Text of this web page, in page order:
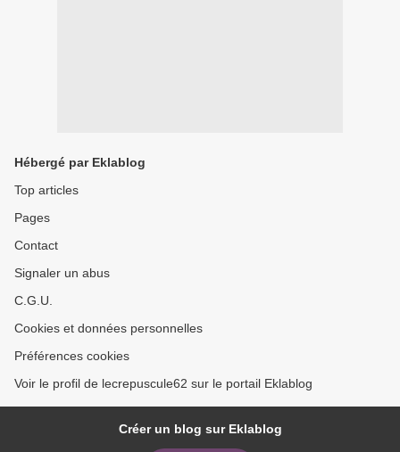
Hébergé par Eklablog
Top articles
Pages
Contact
Signaler un abus
C.G.U.
Cookies et données personnelles
Préférences cookies
Voir le profil de lecrepuscule62 sur le portail Eklablog
Créer un blog sur Eklablog